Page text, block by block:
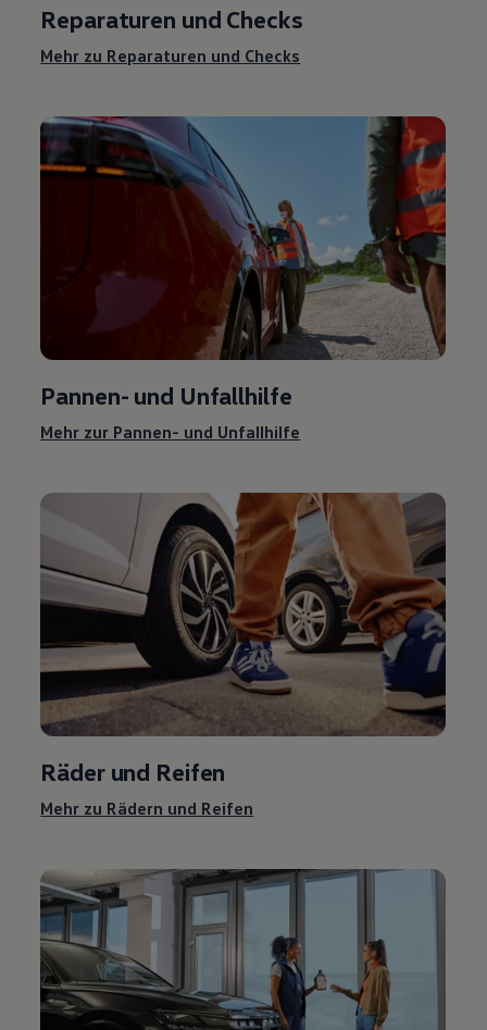
Reparaturen und Checks
Mehr zu Reparaturen und Checks
Pannen- und Unfallhilfe
Mehr zur Pannen- und Unfallhilfe
Räder und Reifen
Mehr zu Rädern und Reifen